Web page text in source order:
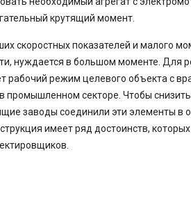
крутящий момент.
скоростных показателей и малого
нуждается в большом моменте. Для
рабочий режим целевого объекта с
промышленном секторе. Чтобы
заводы соединили эти элементы в
имеет ряд достоинств,